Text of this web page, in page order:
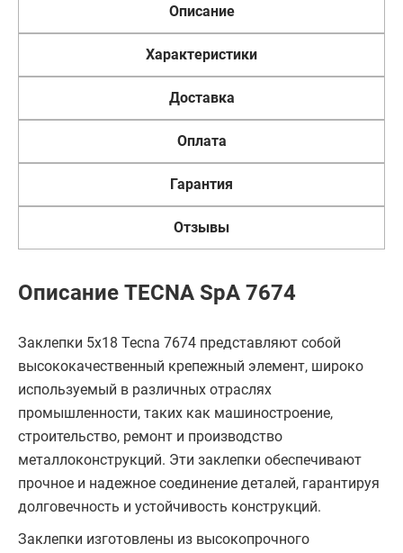
Описание
Характеристики
Доставка
Оплата
Гарантия
Отзывы
Описание TECNA SpA 7674
Заклепки 5х18 Tecna 7674 представляют собой
высококачественный крепежный элемент, широко
используемый в различных отраслях
промышленности, таких как машиностроение,
строительство, ремонт и производство
металлоконструкций. Эти заклепки обеспечивают
прочное и надежное соединение деталей, гарантируя
долговечность и устойчивость конструкций.
Заклепки изготовлены из высокопрочного